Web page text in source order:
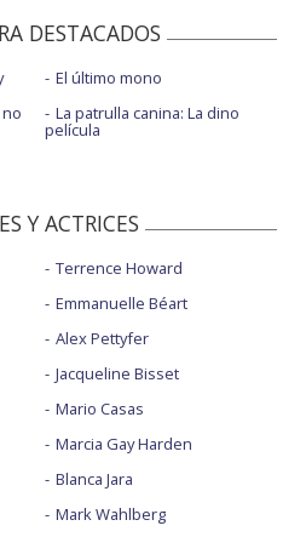
DESTACADOS
El último mono
La patrulla canina: La dino
película
Y ACTRICES
Terrence Howard
Emmanuelle Béart
Alex Pettyfer
Jacqueline Bisset
Mario Casas
Marcia Gay Harden
Blanca Jara
Mark Wahlberg